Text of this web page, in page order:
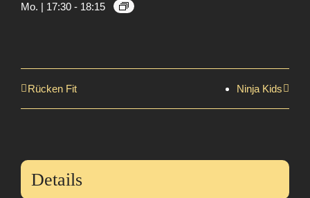
Mo. | 17:30 - 18:15
Rücken Fit Ninja Kids
Details